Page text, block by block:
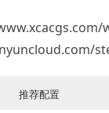
推荐配置